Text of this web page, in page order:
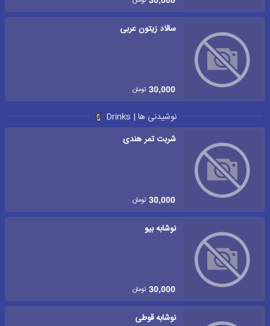
سالاد زیتون عربی
30,000 تومان
نوشیدنی ها | Drinks
شربت تمر هندی
30,000 تومان
نوشابه بیو
30,000 تومان
نوشابه قوطی